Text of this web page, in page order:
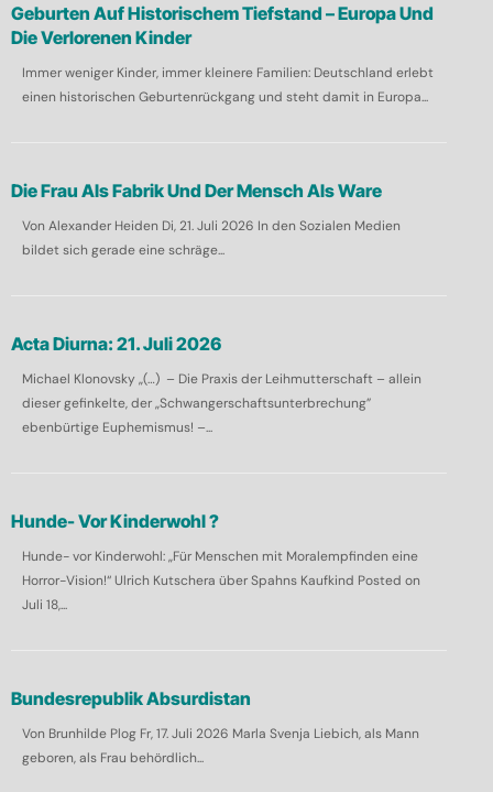
Geburten Auf Historischem Tiefstand – Europa Und
Die Verlorenen Kinder
Immer weniger Kinder, immer kleinere Familien: Deutschland erlebt
einen historischen Geburtenrückgang und steht damit in Europa...
Die Frau Als Fabrik Und Der Mensch Als Ware
Von Alexander Heiden Di, 21. Juli 2026 In den Sozialen Medien
bildet sich gerade eine schräge...
Acta Diurna: 21. Juli 2026
Michael Klonovsky „(…) – Die Praxis der Leihmutterschaft – allein
dieser gefinkelte, der „Schwangerschaftsunterbrechung”
ebenbürtige Euphemismus! –...
Hunde- Vor Kinderwohl ?
Hunde- vor Kinderwohl: „Für Menschen mit Moralempfinden eine
Horror-Vision!“ Ulrich Kutschera über Spahns Kaufkind Posted on
Juli 18,...
Bundesrepublik Absurdistan
Von Brunhilde Plog Fr, 17. Juli 2026 Marla Svenja Liebich, als Mann
geboren, als Frau behördlich...